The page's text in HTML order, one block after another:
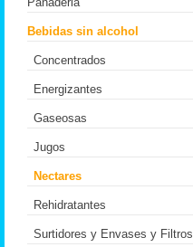
Bebidas sin alcohol
Concentrados
Energizantes
Gaseosas
Jugos
Nectares
Rehidratantes
Surtidores y Envases y Filtros